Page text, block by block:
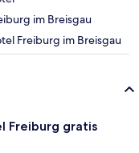
im Breisgau
Freiburg im Breisgau
Freiburg gratis